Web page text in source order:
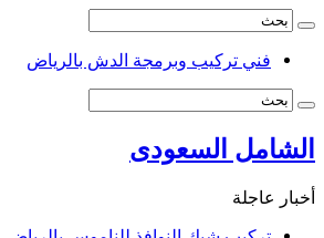
فني تركيب وبرمجة الدش بالرياض
الشامل السعودى
أخبار عاجلة